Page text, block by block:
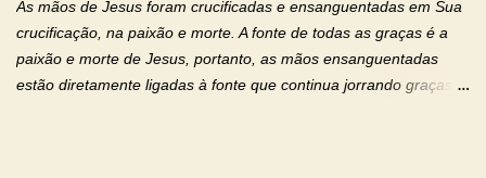
As mãos de Jesus foram crucificadas e ensanguentadas em Sua
crucificação, na paixão e morte. A fonte de todas as graças é a
paixão e morte de Jesus, portanto, as mãos ensanguentadas
estão diretamente ligadas à fonte que continua jorrando graças